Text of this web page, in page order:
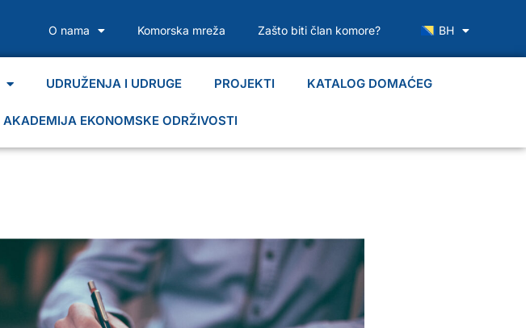
O nama Komorska mreža Zašto biti član komore? BH
UDRUŽENJA I UDRUGE PROJEKTI KATALOG DOMAĆEG
AKADEMIJA EKONOMSKE ODRŽIVOSTI